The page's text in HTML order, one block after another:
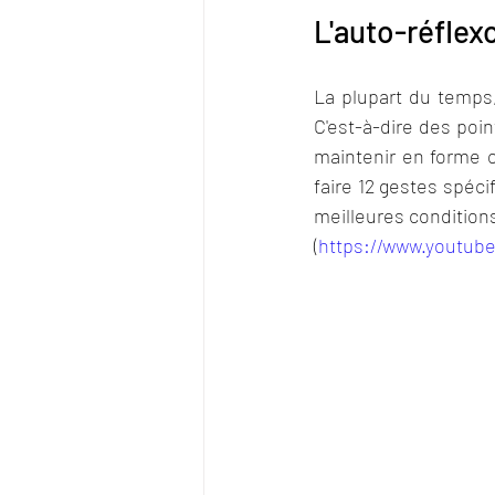
L'auto-
La plupart du
C'est-à-dire des
maintenir en forme
faire 12 gestes
meilleures
(https://